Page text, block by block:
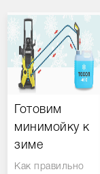
Готовим
минимойку к
зиме
Как правильно